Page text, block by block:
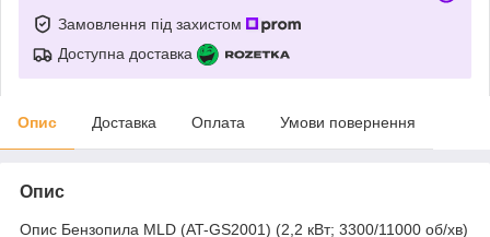
Замовлення під захистом
Доступна доставка
Опис Доставка Оплата Умови повернення
Опис
Опис Бензопила MLD (AT-GS2001) (2,2 кВт; 3300/11000 об/хв)